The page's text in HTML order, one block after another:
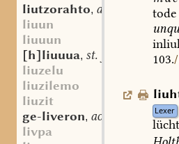
liutzorahto, adv.
liuun
liuuun
[h]liuuua, st. f.
liuzelu
liuzilemo
liuzit
ge-liveron, aostndfrk. sw. v.
livpa
tode
103.
Lexer